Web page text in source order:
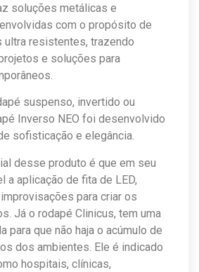
soluções metálicas e
com o propósito de
ultra resistentes, trazendo
e soluções para
suspenso, invertido ou
Inverso NEO foi desenvolvido
sofisticação e elegância.
desse produto é que em seu
a aplicação de fita de LED,
para criar os
Já o rodapé Clinicus, tem uma
para que não haja o acúmulo de
dos ambientes. Ele é indicado
hospitais, clínicas,